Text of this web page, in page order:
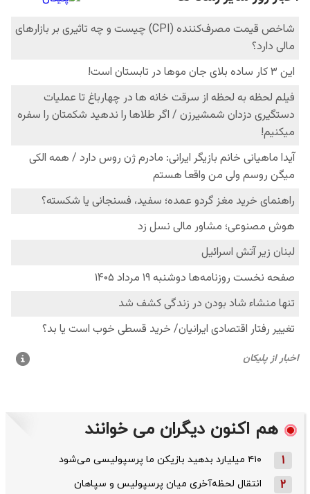
هم اکنون دیگران می خوانند
1 ۴۱۰ میلیارد بدهید بازیکن ما پرسپولیسی می‌شود
2 انتقال لحظه‌آخری میان پرسپولیس و سپاهان